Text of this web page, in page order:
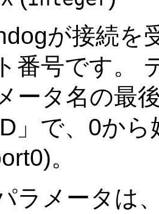
が接続を
番号です。
ータ名の最
」で、0か
。
ラメータは